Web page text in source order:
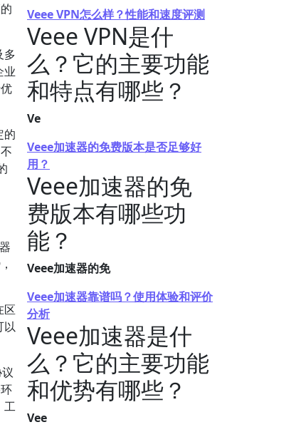
多
业
的
区
以
工
Veee VPN怎么样？性能和速度评测
Veee VPN是什
么？它的主要功能
和特点有哪些？
Ve
Veee加速器的免费版本是否足够好
用？
Veee加速器的免
费版本有哪些功
能？
Veee加速器的免
Veee加速器靠谱吗？使用体验和评价
分析
Veee加速器是什
么？它的主要功能
和优势有哪些？
Vee